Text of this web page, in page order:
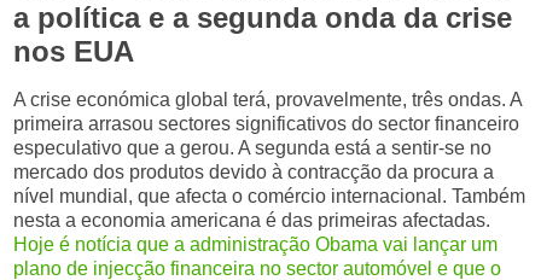
a política e a segunda onda da crise
nos EUA
A crise económica global terá, provavelmente, três ondas. A
primeira arrasou sectores significativos do sector financeiro
especulativo que a gerou. A segunda está a sentir-se no
mercado dos produtos devido à contracção da procura a
nível mundial, que afecta o comércio internacional. Também
nesta a economia americana é das primeiras afectadas.
Hoje é notícia que a administração Obama vai lançar um
plano de injecção financeira no sector automóvel e que o